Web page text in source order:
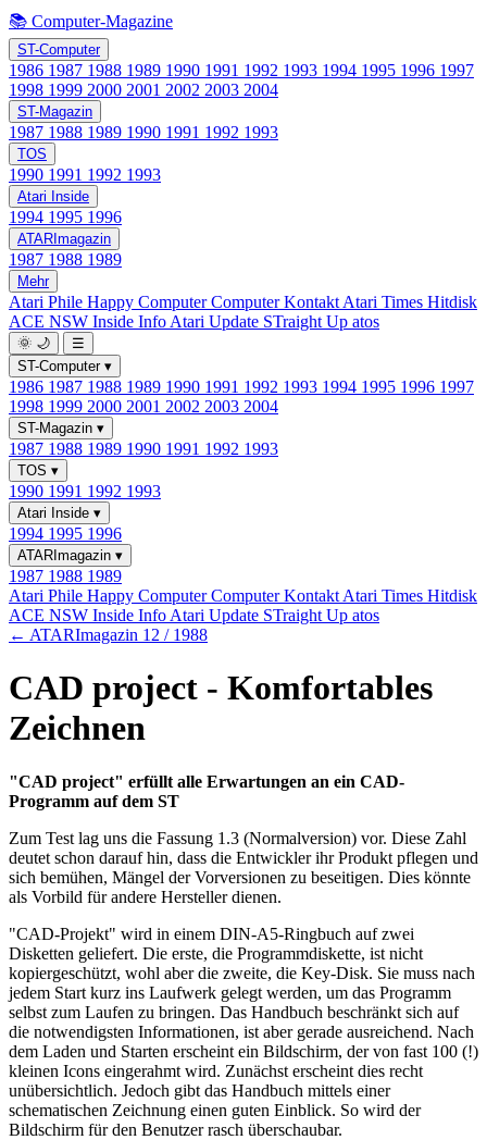
📚 Computer-Magazine
ST-Computer
1986 1987 1988 1989 1990 1991 1992 1993 1994 1995 1996 1997
1998 1999 2000 2001 2002 2003 2004
ST-Magazin
1987 1988 1989 1990 1991 1992 1993
TOS
1990 1991 1992 1993
Atari Inside
1994 1995 1996
ATARImagazin
1987 1988 1989
Mehr
Atari Phile Happy ComputerComputer Kontakt Atari Times Hitdisk
ACE NSW Inside Info Atari Update STraight Up atos
🌞 🌙
☰
ST-Computer ▾
1986 1987 1988 1989 1990 1991 1992 1993 1994 1995 1996 1997
1998 1999 2000 2001 2002 2003 2004
ST-Magazin ▾
1987 1988 1989 1990 1991 1992 1993
TOS ▾
1990 1991 1992 1993
Atari Inside ▾
1994 1995 1996
ATARImagazin ▾
1987 1988 1989
Atari Phile Happy ComputerComputer Kontakt Atari Times Hitdisk
ACE NSW Inside Info Atari Update STraight Up atos
← ATARImagazin 12 / 1988
CAD project - Komfortables
Zeichnen
"CAD project" erfüllt alle Erwartungen an ein CAD-
Programm auf dem ST
Zum Test lag uns die Fassung 1.3 (Normalversion) vor. Diese Zahl
deutet schon darauf hin, dass die Entwickler ihr Produkt pflegen und
sich bemühen, Mängel der Vorversionen zu beseitigen. Dies könnte
als Vorbild für andere Hersteller dienen.
"CAD-Projekt" wird in einem DIN-A5-Ringbuch auf zwei
Disketten geliefert. Die erste, die Programmdiskette, ist nicht
kopiergeschützt, wohl aber die zweite, die Key-Disk. Sie muss nach
jedem Start kurz ins Laufwerk gelegt werden, um das Programm
selbst zum Laufen zu bringen. Das Handbuch beschränkt sich auf
die notwendigsten Informationen, ist aber gerade ausreichend. Nach
dem Laden und Starten erscheint ein Bildschirm, der von fast 100 (!)
kleinen Icons eingerahmt wird. Zunächst erscheint dies recht
unübersichtlich. Jedoch gibt das Handbuch mittels einer
schematischen Zeichnung einen guten Einblick. So wird der
Bildschirm für den Benutzer rasch überschaubar.